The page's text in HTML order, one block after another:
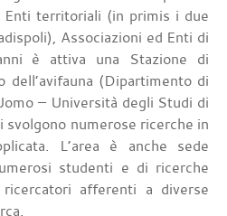
territoriali (in primis i due
Associazioni ed Enti di
è attiva una Stazione di
dell’avifauna (Dipartimento di
– Università degli Studi di
svolgono numerose ricerche in
L’area è anche sede
studenti e di ricerche
afferenti a diverse